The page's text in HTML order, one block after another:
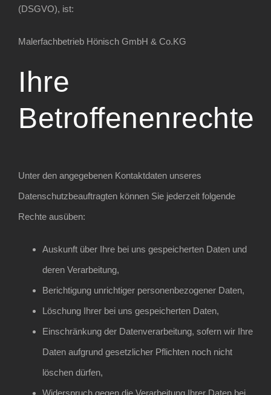
(DSGVO), ist:
Malerfachbetrieb Hönisch GmbH & Co.KG
Ihre
Betroffenenrechte
Unter den angegebenen Kontaktdaten unseres
Datenschutzbeauftragten können Sie jederzeit folgende
Rechte ausüben:
Auskunft über Ihre bei uns gespeicherten Daten und
deren Verarbeitung,
Berichtigung unrichtiger personenbezogener Daten,
Löschung Ihrer bei uns gespeicherten Daten,
Einschränkung der Datenverarbeitung, sofern wir Ihre
Daten aufgrund gesetzlicher Pflichten noch nicht
löschen dürfen,